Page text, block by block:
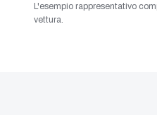
L'esempio rappresentativo
vettura.